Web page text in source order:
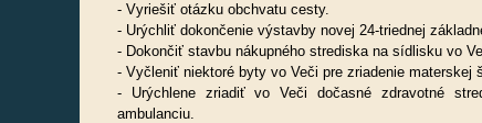
- Vyriešiť otázku obchvatu cesty.
- Urýchliť dokončenie výstavby novej 24-triednej
- Dokončiť stavbu nákupného strediska na sídlisku vo
- Vyčleniť niektoré byty vo Veči pre zriadenie materskej
- Urýchlene zriadiť vo Veči dočasné zdravotné
ambulanciu.